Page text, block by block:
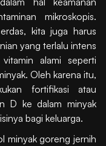
mikroskopis.
kita juga harus
yang terlalu intens
alami seperti
Oleh karena itu,
fortifikasi atau
D ke dalam minyak
bagi keluarga.
minyak goreng jernih